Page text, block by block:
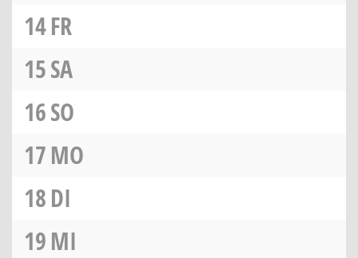
14FR
15SA
16SO
17MO
18DI
19MI